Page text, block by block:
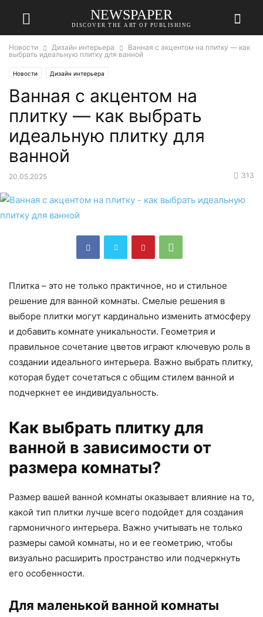
NEWSPAPER
DISCOVER THE ART OF PUBLISHING
Новости Дизайн интерьера
Ванная с акцентом на плитку — как
выбрать идеальную плитку для ванной
Новости Дизайн интерьера
Ванная с акцентом на
плитку — как выбрать
идеальную плитку для
ванной
20.05.2025 313
Плитка – это не только практичное, но и стильное
решение для ванной комнаты. Смелые решения в
выборе плитки могут кардинально изменить атмосферу
и добавить комнате уникальности. Геометрия и
правильное сочетание цветов играют ключевую роль в
создании идеального интерьера. Важно выбрать плитку,
которая будет сочетаться с общим стилем ванной и
подчеркнет ее индивидуальность.
Как выбрать плитку для
ванной в зависимости от
размера комнаты?
Размер вашей ванной комнаты оказывает влияние на то,
какой тип плитки лучше всего подойдет для создания
гармоничного интерьера. Важно учитывать не только
размеры самой комнаты, но и ее геометрию, чтобы
визуально расширить пространство или подчеркнуть
его особенности.
Для маленькой ванной комнаты